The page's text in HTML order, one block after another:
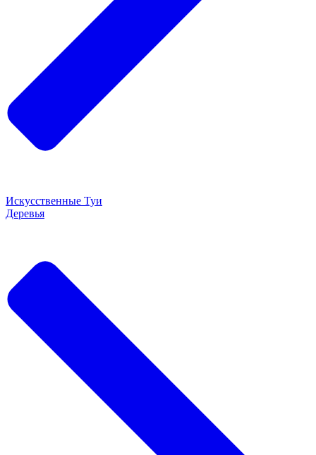
Искусственные Туи
Деревья